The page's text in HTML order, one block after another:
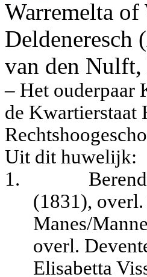
Warremelta
Deldeneresch
van den
– Het ouderpaar
de Kwartierstaat
Uit dit huwelijk:
1.
(1831),
Manes/
overl.
Elisabetta